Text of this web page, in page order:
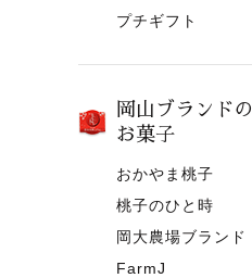
プチギフト
岡山ブランドの
お菓子
おかやま桃子
桃子のひと時
岡大農場ブランド
FarmJ